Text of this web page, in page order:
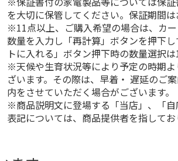
を大切に保管してください。保証期間は
※11点以上、ご購入希望の場合は、カ
数量を入力し「再計算」ボタンを押下
トに入れる」ボタン押下時の数量選択は
※天候や生育状況等により予定の時期
ざいます。その際は、早着・ 遅延のご
内をさせていただく場合がございます。
※商品説明文に登場する「当店」、「
表記については、商品提供者を指してお